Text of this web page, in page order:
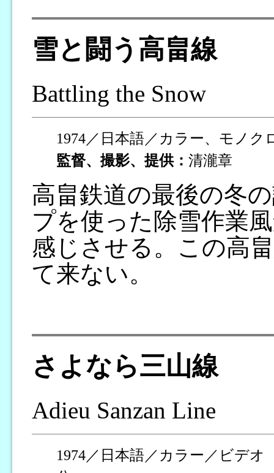
雪と闘う高畠線
Battling the Snow
1974／日本語／カラー、モノク
監督、撮影、提供： 清瀧章
高畠鉄道の最後の冬
プを使った除雪作業
感じさせる。この高
て来ない。
さよなら三山線
Adieu Sanzan Line
1974／日本語／カラー／ビデオ